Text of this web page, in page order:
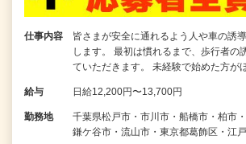
仕事内容
皆さまが安全に通れるよう人や車の誘
します。 最初は慣れるまで、歩行者の
ていただきます。 未経験で始めた方が
給与 日給12,200円〜13,700円
勤務地
千葉県松戸市・市川市・船橋市・柏市
鎌ケ谷市・流山市・東京都葛飾区・江